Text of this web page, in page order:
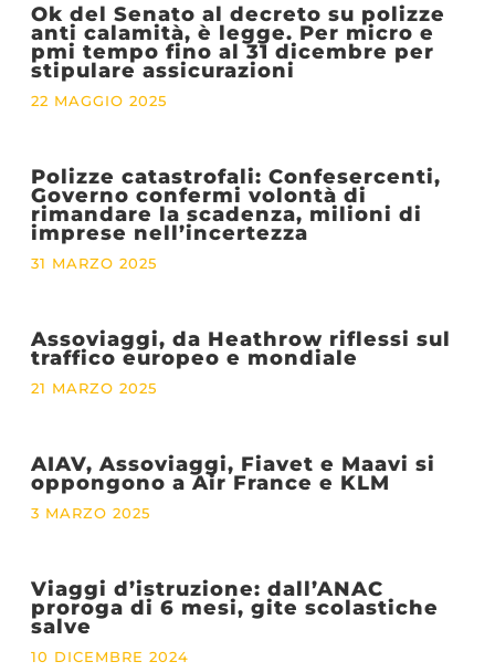
Ok del Senato al decreto su polizze
anti calamità, è legge. Per micro e
pmi tempo fino al 31 dicembre per
stipulare assicurazioni
22 MAGGIO 2025
Polizze catastrofali: Confesercenti,
Governo confermi volontà di
rimandare la scadenza, milioni di
imprese nell’incertezza
31 MARZO 2025
Assoviaggi, da Heathrow riflessi sul
traffico europeo e mondiale
21 MARZO 2025
AIAV, Assoviaggi, Fiavet e Maavi si
oppongono a Air France e KLM
3 MARZO 2025
Viaggi d’istruzione: dall’ANAC
proroga di 6 mesi, gite scolastiche
salve
10 DICEMBRE 2024